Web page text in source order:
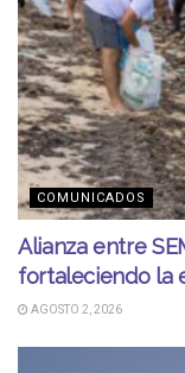
COMUNICADOS
Alianza entre
fortaleciendo la
AGOSTO 2, 2026